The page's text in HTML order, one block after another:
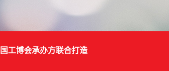
工博会承办方联合打造